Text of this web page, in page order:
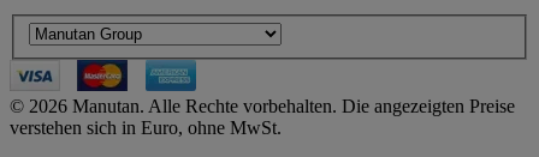
© 2026 Manutan. Alle Rechte vorbehalten. Die angezeigten Preise
verstehen sich in Euro, ohne MwSt.